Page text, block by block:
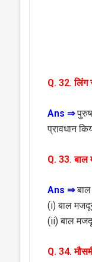
Q. 32. लिंग
Ans ⇒
प्रावधान
Q. 33. बाल
Ans ⇒
(i) बाल
(ii) बाल
Q. 34.